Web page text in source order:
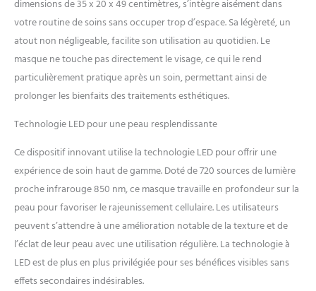
la technologie miroir
convexe pour une
pénétration profonde des
tissus cutanés et un
rajeunissement cellulaire,
favorisant le métabolisme de
la peau. Fabriqué à partir de
imperméable et doux pour la
de port confortable et
relaxante, assurant une
utilisation prolongée sans
inconfort. Dispose de la
technologie de
renforcement du panneau
de source lumineuse FPC
pour prolonger la durée de
vie des lampes, offrant aux
dimensions de 35 x 20 x 49 centimètres, s’intègre aisément dans
votre routine de soins sans occuper trop d’espace. Sa légèreté, un
atout non négligeable, facilite son utilisation au quotidien. Le
masque ne touche pas directement le visage, ce qui le rend
particulièrement pratique après un soin, permettant ainsi de
prolonger les bienfaits des traitements esthétiques.
Technologie LED pour une peau resplendissante
Ce dispositif innovant utilise la technologie LED pour offrir une
expérience de soin haut de gamme. Doté de 720 sources de lumière
proche infrarouge 850 nm, ce masque travaille en profondeur sur la
peau pour favoriser le rajeunissement cellulaire. Les utilisateurs
peuvent s’attendre à une amélioration notable de la texture et de
l’éclat de leur peau avec une utilisation régulière. La technologie à
LED est de plus en plus privilégiée pour ses bénéfices visibles sans
effets secondaires indésirables.